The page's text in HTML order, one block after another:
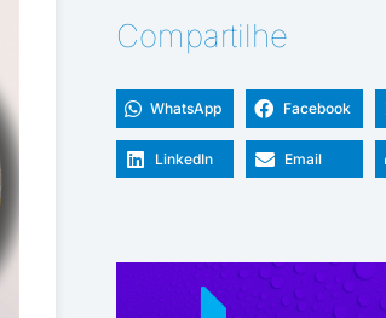
Compartilhe
WhatsApp Facebook
LinkedIn Email